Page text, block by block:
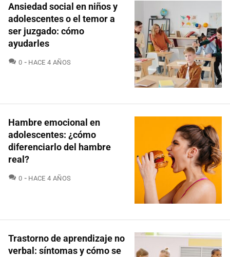
Ansiedad social en niños y
adolescentes o el temor a
ser juzgado: cómo
ayudarles
0 COMENTARIOS
HACE 4 AÑOS
Hambre emocional en
adolescentes: ¿cómo
diferenciarlo del hambre
real?
0 COMENTARIOS
HACE 4 AÑOS
Trastorno de aprendizaje no
verbal: síntomas y cómo se